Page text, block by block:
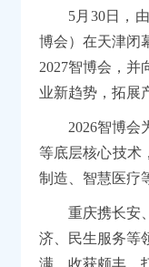
5月30日，
博会）在天津闭
2027智博会，
业新趋势，拓展
2026智博会
等底层核心技术
制造、智慧医疗
重庆携长安
济、民生服务等
满、收获颇丰，